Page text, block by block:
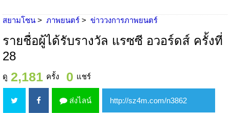
สยามโซน ภาพยนตร์ ข่าววงการภาพยนตร์
รายชื่อผู้ได้รับรางวัล แรซซี อวอร์ดส์ ครั้งที่
28
ดู 2,181 ครั้ง 0 แชร์
ส่งไลน์